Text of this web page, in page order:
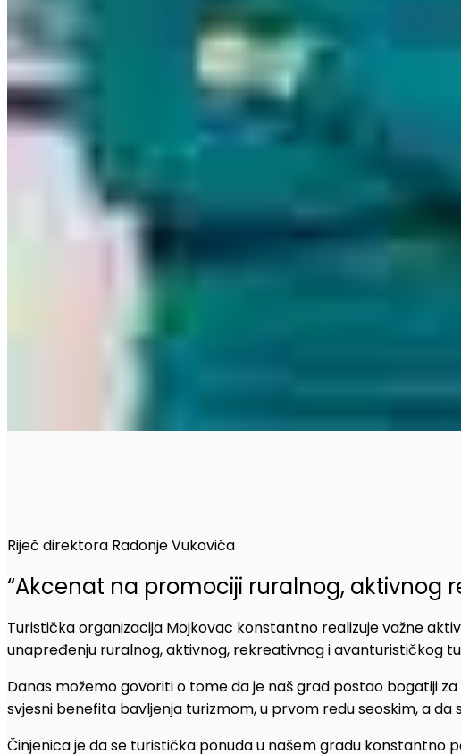
Riječ direktora Radonje Vukovića
“Akcenat na promociji ruralnog, aktivnog
Turistička organizacija Mojkovac konstantno realizuje važne
unapređenju ruralnog, aktivnog, rekreativnog i avanturističkog
Danas možemo govoriti o tome da je naš grad postao bogatiji
svjesni benefita bavljenja turizmom, u prvom redu seoskim, a
Činjenica je da se turistička ponuda u našem gradu konstantno